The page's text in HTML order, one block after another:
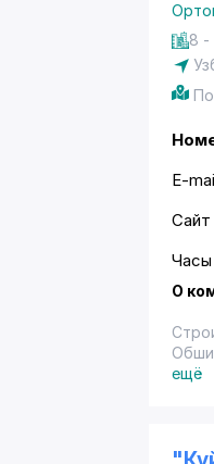
8 -
E-
Сайт
О
ещё